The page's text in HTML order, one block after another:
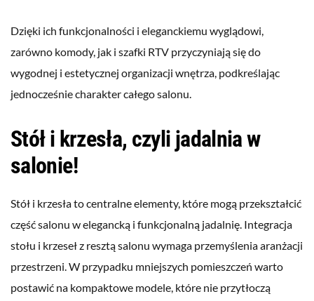
Dzięki ich funkcjonalności i eleganckiemu wyglądowi,
zarówno komody, jak i szafki RTV przyczyniają się do
wygodnej i estetycznej organizacji wnętrza, podkreślając
jednocześnie charakter całego salonu.
Stół i krzesła, czyli jadalnia w
salonie!
Stół i krzesła to centralne elementy, które mogą przekształcić
część salonu w elegancką i funkcjonalną jadalnię. Integracja
stołu i krzeseł z resztą salonu wymaga przemyślenia aranżacji
przestrzeni. W przypadku mniejszych pomieszczeń warto
postawić na kompaktowe modele, które nie przytłoczą